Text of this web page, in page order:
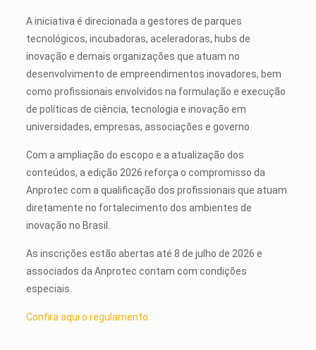
A iniciativa é direcionada a gestores de parques
tecnológicos, incubadoras, aceleradoras, hubs de
inovação e demais organizações que atuam no
desenvolvimento de empreendimentos inovadores, bem
como profissionais envolvidos na formulação e execução
de políticas de ciência, tecnologia e inovação em
universidades, empresas, associações e governo.
Com a ampliação do escopo e a atualização dos
conteúdos, a edição 2026 reforça o compromisso da
Anprotec com a qualificação dos profissionais que atuam
diretamente no fortalecimento dos ambientes de
inovação no Brasil.
As inscrições estão abertas até 8 de julho de 2026 e
associados da Anprotec contam com condições
especiais.
Confira aqui o regulamento.